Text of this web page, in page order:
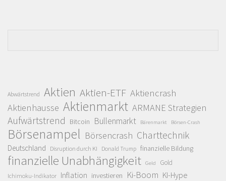
Abwärtstrend Aktien Aktien-ETF Aktiencrash
Aktienhausse Aktienmarkt ARMANE Strategien
Aufwärtstrend Bitcoin Bullenmarkt Bärenmarkt Börsen-Crash
Börsenampel Börsencrash Charttechnik
Deutschland Disruption durch KI Donald Trump finanzielle Bildung
finanzielle Unabhängigkeit Geld Gold
Ichimoku-Indikator Inflation investieren Ki-Boom KI-Hype